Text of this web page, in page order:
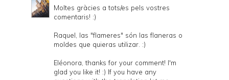
Moltes gràcies a tots/es pels vostres
comentaris! :)
Raquel, las "flameres" són las flaneras o
moldes que quieras utilizar. :)
Eléonora, thanks for your comment! I'm
glad you like it! :) If you have any